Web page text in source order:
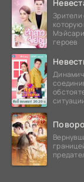
Зрители
которую
героев